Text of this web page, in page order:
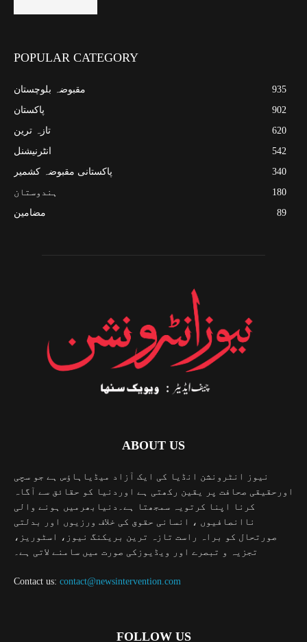
POPULAR CATEGORY
مقبوضہ بلوچستان
935
پاکستان
902
تازہ ترین
620
انٹرنیشنل
542
پاکستانی مقبوضہ کشمیر
340
ہندوستان
180
مضامین
89
ABOUT US
نیوز انٹرونشن انڈیا کی ایک آزاد میڈیاہاؤس ہے جو سچی
اورحقیقی صحافت پر یقین رکھتی ہے اوردنیا کو حقائق سے آگاہ
کرنا اپنا کرتویہ سمجھتا ہے۔دنیابھرمیں ہونے والی
ناانصافیوں ، انسانی حقوق کی خلاف ورزیوں اور بدلتی
صورتحال کو براہ راست تازہ ترین بریکنگ نیوز، اسٹوریز،
تجزیہ و تبصرے اور ویڈیوزکی صورت میں سامنے لاتی ہے۔
Contact us: contact@newsintervention.com
FOLLOW US